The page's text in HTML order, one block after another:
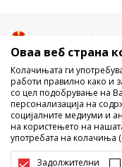
Не е дозволено
интернет страните
Оваа веб страна
Колачињата ги
работи правилно како и
со цел подобрување на
персонализација на
социјалните медиуми и
на користењето на
употребата на колачиња
Задолжителни